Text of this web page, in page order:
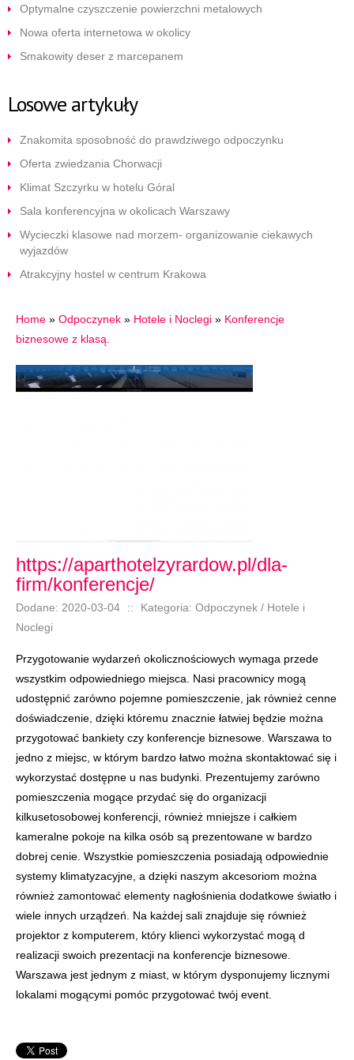
Optymalne czyszczenie powierzchni metalowych
Nowa oferta internetowa w okolicy
Smakowity deser z marcepanem
Losowe artykuły
Znakomita sposobność do prawdziwego odpoczynku
Oferta zwiedzania Chorwacji
Klimat Szczyrku w hotelu Góral
Sala konferencyjna w okolicach Warszawy
Wycieczki klasowe nad morzem- organizowanie ciekawych
wyjazdów
Atrakcyjny hostel w centrum Krakowa
Home » Odpoczynek » Hotele i Noclegi » Konferencje
biznesowe z klasą.
https://aparthotelzyrardow.pl/dla-
firm/konferencje/
Dodane: 2020-03-04 ::
Kategoria: Odpoczynek / Hotele i
Noclegi
Przygotowanie wydarzeń okolicznościowych wymaga przede
wszystkim odpowiedniego miejsca. Nasi pracownicy mogą
udostępnić zarówno pojemne pomieszczenie, jak również cenne
doświadczenie, dzięki któremu znacznie łatwiej będzie można
przygotować bankiety czy konferencje biznesowe. Warszawa to
jedno z miejsc, w którym bardzo łatwo można skontaktować się i
wykorzystać dostępne u nas budynki. Prezentujemy zarówno
pomieszczenia mogące przydać się do organizacji
kilkusetosobowej konferencji, również mniejsze i całkiem
kameralne pokoje na kilka osób są prezentowane w bardzo
dobrej cenie. Wszystkie pomieszczenia posiadają odpowiednie
systemy klimatyzacyjne, a dzięki naszym akcesoriom można
również zamontować elementy nagłośnienia dodatkowe światło i
wiele innych urządzeń. Na każdej sali znajduje się również
projektor z komputerem, który klienci wykorzystać mogą d
realizacji swoich prezentacji na konferencje biznesowe.
Warszawa jest jednym z miast, w którym dysponujemy licznymi
lokalami mogącymi pomóc przygotować twój event.